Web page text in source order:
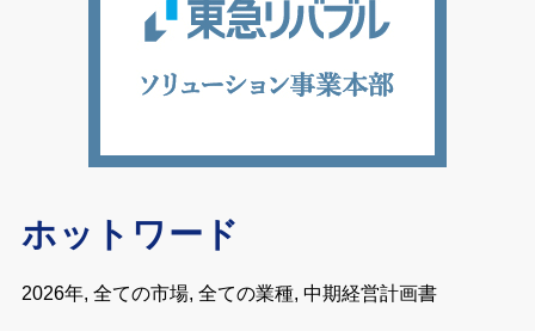
ホットワード
2026年, 全ての市場, 全ての業種, 中期経営計画書